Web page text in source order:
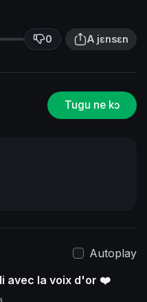
0 A jɛnsɛn
Tugu ne kɔ
Autoplay
avec la voix d'or ❤️